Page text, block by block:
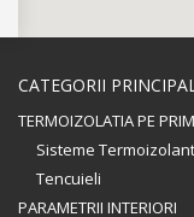
CATEGORII
TERMOIZOLATIA PE
Sisteme
Tencuieli
PARAMETRII INTERIORI